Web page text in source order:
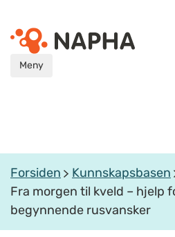
Meny
Forsiden
Kunnskapsbasen
Fra morgen til kveld – hjelp
begynnende rusvansker